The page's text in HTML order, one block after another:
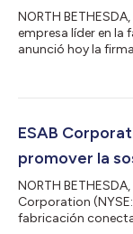
NORTH
empresa líder en
anunció hoy la
control de gases a
industrial y de la
de productos para
ESAB
promover la
NORTH
Corporation
fabricación